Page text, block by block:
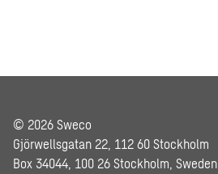
© 2026 Sweco
Gjörwellsgatan 22, 112 60 Stockholm
Box 34044, 100 26 Stockholm, Sweden